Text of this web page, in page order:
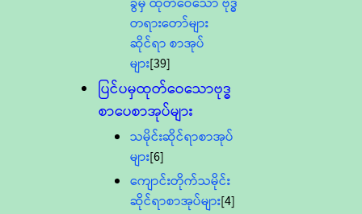
တရားတော်များ
ဆိုင်ရာ စာအုပ်
များ[39]
ပြင်ပမှထုတ်ဝေသောဗုဒ္ဓ
စာပေစာအုပ်များ
သမိုင်းဆိုင်ရာစာအုပ်
များ[6]
ကျောင်းတိုက်သမိုင်း
ဆိုင်ရာစာအုပ်များ[4]